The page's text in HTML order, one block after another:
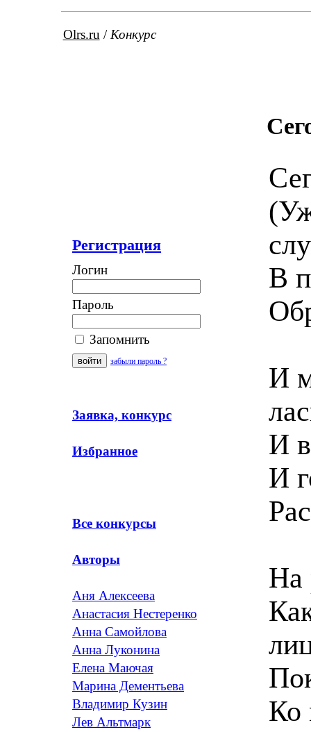
Olrs.ru / Конкурс
Регистрация
Логин
Пароль
Запомнить
забыли пароль ?
Заявка, конкурс
Избранное
Все конкурсы
Авторы
Аня Алексеева
Анастасия Нестеренко
Анна Самойлова
Анна Луконина
Елена Маючая
Марина Дементьева
Владимир Кузин
Лев Альтмарк
В
И
И
И
На
Ко